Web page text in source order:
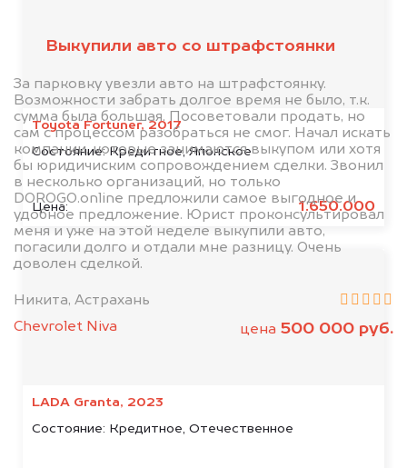
Toyota Fortuner, 2017
Состояние: Кредитное, Японское
Цена: 1.650.000
LADA Granta, 2023
Состояние: Кредитное, Отечественное
Выкупили авто со штрафстоянки
За парковку увезли авто на штрафстоянку.
Возможности забрать долгое время не было, т.к.
сумма была большая. Посоветовали продать, но
сам с процессом разобраться не смог. Начал искать
компании, которые занимаются выкупом или хотя
бы юридичиским сопровождением сделки. Звонил
в несколько организаций, но только
DOROGO.online предложили самое выгодное и
удобное предложение. Юрист проконсультировал
меня и уже на этой неделе выкупили авто,
погасили долго и отдали мне разницу. Очень
доволен сделкой.
Никита, Астрахань
Chevrolet Niva
цена 500 000 руб.